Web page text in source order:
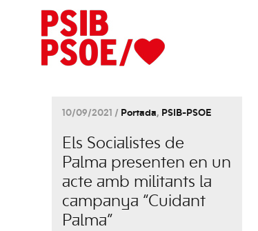
10/09/2021 / Portada, PSIB-PSOE
Els Socialistes de
Palma presenten en un
acte amb militants la
campanya “Cuidant
Palma”